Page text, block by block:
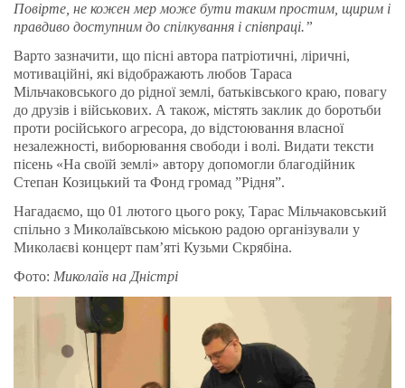
Повірте, не кожен мер може бути таким простим, щирим і
правдиво доступним до спілкування і співпраці.”
Варто зазначити, що пісні автора патріотичні, ліричні,
мотиваційні, які відображають любов Тараса
Мільчаковського до рідної землі, батьківського краю, повагу
до друзів і військових. А також, містять заклик до боротьби
проти російського агресора, до відстоювання власної
незалежності, виборювання свободи і волі. Видати тексти
пісень «На своїй землі» автору допомогли благодійник
Степан Козицький та Фонд громад ”Рідня”.
Нагадаємо, що 01 лютого цього року, Тарас Мільчаковський
спільно з Миколаївською міською радою організували у
Миколаєві концерт пам’яті Кузьми Скрябіна.
Фото: Миколаїв на Дністрі